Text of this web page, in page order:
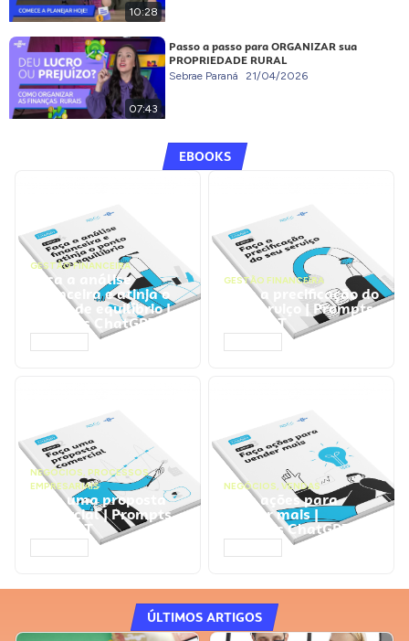
10:28
07:43
Passo a passo para ORGANIZAR sua
PROPRIEDADE RURAL
Sebrae Paraná 21/04/2026
EBOOKS
GESTÃO FINANCEIRA
Faça a análise
financeira e atinja o
ponto de equilíbrio |
Prompts ChatGPT
GESTÃO FINANCEIRA
Faça a precificação do
seu serviço | Prompts
ChatGPT
NEGÓCIOS, PROCESSOS
EMPRESARIAIS
Faça uma proposta
comercial | Prompts
ChatGPT
NEGÓCIOS, VENDAS
Faça ações para
vender mais |
Prompts ChatGPT
ÚLTIMOS ARTIGOS